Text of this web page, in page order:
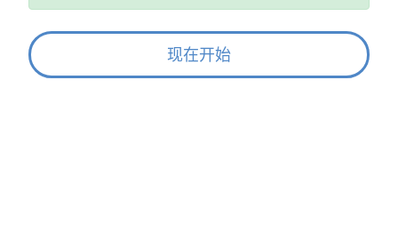
现在开始